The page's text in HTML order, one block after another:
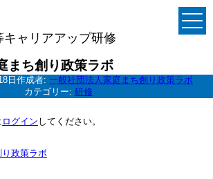
ャリアアップ研修
まち創り政策ラボ
日作成者: 一般社団法人家庭まち創り政策ラボ
カテゴリー: 研修
ログイン してください。
政策ラボ